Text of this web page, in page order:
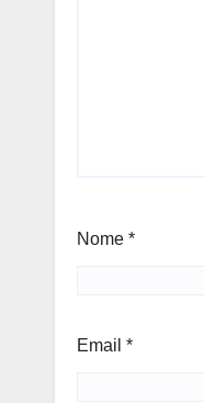
Nome *
Email *